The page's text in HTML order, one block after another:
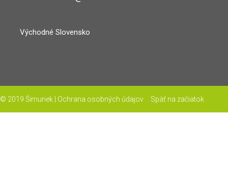
Východné Slovensko
© 2019 Šimunek | Ochrana osobných údajov Späť na začiatok